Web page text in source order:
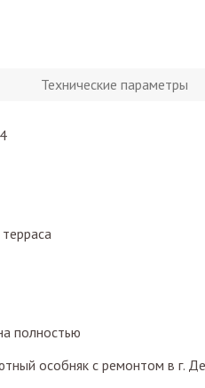
Технические параметры
терраса
полностью
особняк с ремонтом в г.